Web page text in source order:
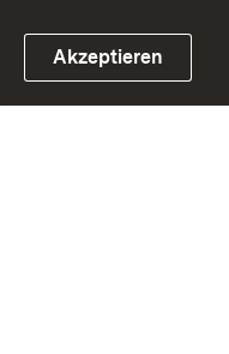
Link zum Landesportal
Akzeptieren